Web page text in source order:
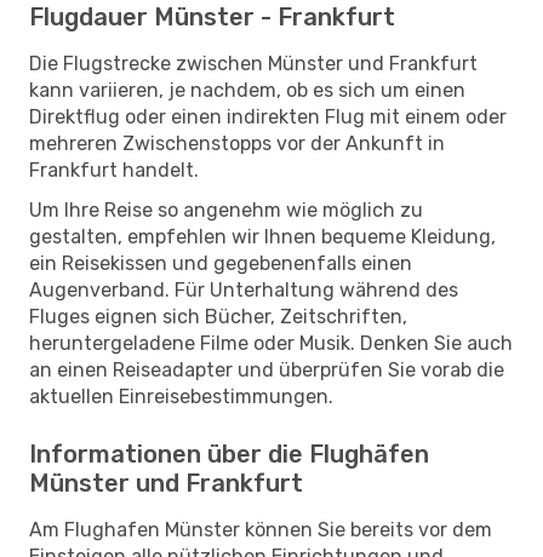
Flugdauer Münster - Frankfurt
Die Flugstrecke zwischen Münster und Frankfurt
kann variieren, je nachdem, ob es sich um einen
Direktflug oder einen indirekten Flug mit einem oder
mehreren Zwischenstopps vor der Ankunft in
Frankfurt handelt.
Um Ihre Reise so angenehm wie möglich zu
gestalten, empfehlen wir Ihnen bequeme Kleidung,
ein Reisekissen und gegebenenfalls einen
Augenverband. Für Unterhaltung während des
Fluges eignen sich Bücher, Zeitschriften,
heruntergeladene Filme oder Musik. Denken Sie auch
an einen Reiseadapter und überprüfen Sie vorab die
aktuellen Einreisebestimmungen.
Informationen über die Flughäfen
Münster und Frankfurt
Am Flughafen Münster können Sie bereits vor dem